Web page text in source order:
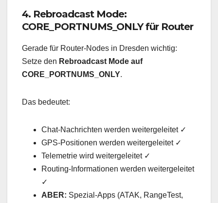
4. Rebroadcast Mode:
CORE_PORTNUMS_ONLY für Router
Gerade für Router-Nodes in Dresden wichtig:
Setze den Rebroadcast Mode auf
CORE_PORTNUMS_ONLY.
Das bedeutet:
Chat-Nachrichten werden weitergeleitet ✓
GPS-Positionen werden weitergeleitet ✓
Telemetrie wird weitergeleitet ✓
Routing-Informationen werden weitergeleitet
✓
ABER: Spezial-Apps (ATAK, RangeTest,